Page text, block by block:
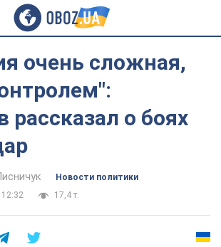
очень сложная,
рассказал о боях
Новости политики
17,4 т.